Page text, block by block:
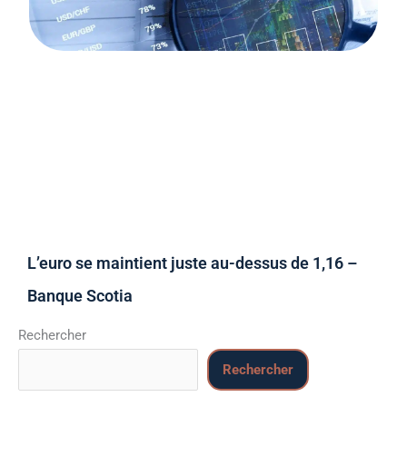
L’euro se maintient juste au-dessus de 1,16 –
Banque Scotia
Rechercher
Rechercher